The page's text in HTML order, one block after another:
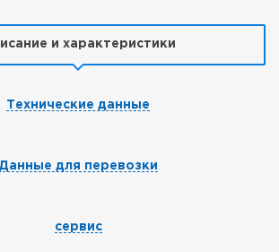
и характеристики
Технические данные
Данные для перевозки
сервис